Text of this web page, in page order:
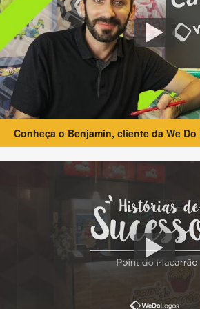
Conheça o Benjamin, cliente da We